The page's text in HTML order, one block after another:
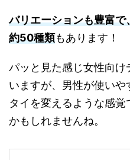
バリエーションも豊富
約50種類もあります！
パッと見た感じ女性向
いますが、男性が使い
タイを変えるような感
かもしれませんね。